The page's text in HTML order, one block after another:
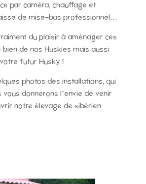
par caméra, chauffage et
de mise-bas professionnel…
du plaisir à aménager ces
bien de nos Huskies mais aussi
futur Husky !
photos des installations, qui
vous donnerons l’envie de venir
notre élevage de sibérien